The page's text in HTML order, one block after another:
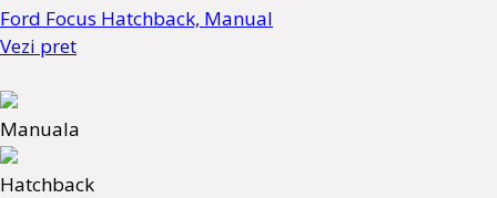
Ford Focus Hatchback, Manual
Vezi pret
Manuala
Hatchback